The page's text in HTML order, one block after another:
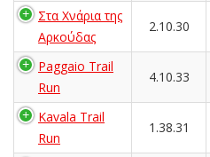
Στα Χνάρια της
Αρκούδας
2.10.30
Paggaio Trail
Run
4.10.33
Kavala Trail
Run
1.38.31